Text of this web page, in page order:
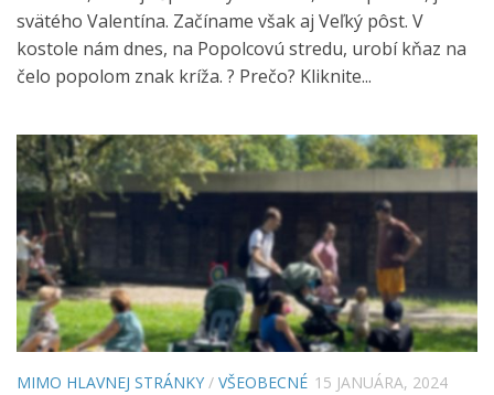
svätého Valentína. Začíname však aj Veľký pôst. V
kostole nám dnes, na Popolcovú stredu, urobí kňaz na
čelo popolom znak kríža. ? Prečo? Kliknite...
MIMO HLAVNEJ STRÁNKY / VŠEOBECNÉ 15 JANUÁRA, 2024